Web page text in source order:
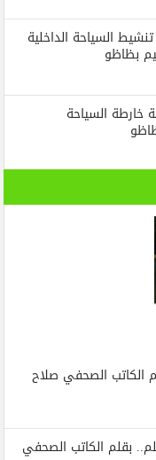
السياحة الداخلية
بظاظو
خارطة السياحة
الكاتب الصحفي صلاح
‬والتاريخ‭ ‬يتكلم.. بقلم الكاتب الصحفي